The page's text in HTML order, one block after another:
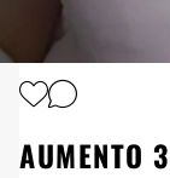
AUMENTO